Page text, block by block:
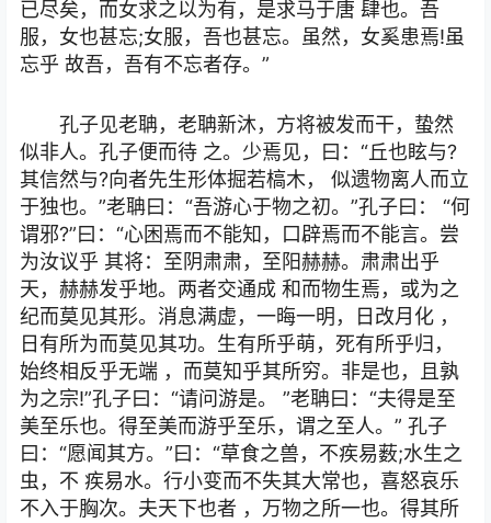
已尽矣，而女求之以为有，是求马于唐 肆也。吾
服，女也甚忘;女服，吾也甚忘。虽然，女奚患焉!虽
忘乎 故吾，吾有不忘者存。”
孔子见老聃，老聃新沐，方将被发而干，蛰然
似非人。孔子便而待 之。少焉见，曰：“丘也眩与?
其信然与?向者先生形体掘若槁木， 似遗物离人而立
于独也。”老聃曰：“吾游心于物之初。”孔子曰： “何
谓邪?”曰：“心困焉而不能知，口辟焉而不能言。尝
为汝议乎 其将：至阴肃肃，至阳赫赫。肃肃出乎
天，赫赫发乎地。两者交通成 和而物生焉，或为之
纪而莫见其形。消息满虚，一晦一明，日改月化 ，
日有所为而莫见其功。生有所乎萌，死有所乎归，
始终相反乎无端 ，而莫知乎其所穷。非是也，且孰
为之宗!”孔子曰：“请问游是。 ”老聃曰：“夫得是至
美至乐也。得至美而游乎至乐，谓之至人。” 孔子
曰：“愿闻其方。”曰：“草食之兽，不疾易薮;水生之
虫，不 疾易水。行小变而不失其大常也，喜怒哀乐
不入于胸次。夫天下也者 ，万物之所一也。得其所